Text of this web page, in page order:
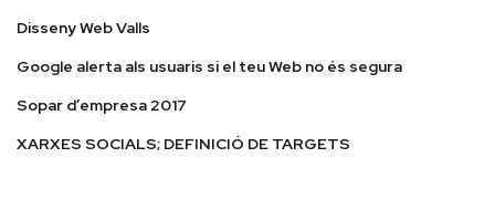
Disseny Web Valls
Google alerta als usuaris si el teu Web no és segura
Sopar d’empresa 2017
XARXES SOCIALS; DEFINICIÓ DE TARGETS